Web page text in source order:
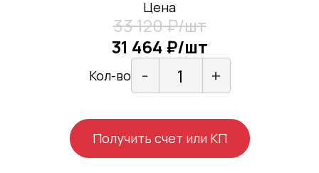
Цена
33 120 ₽/шт
31 464 ₽/шт
Кол-во - +
Получить счет или КП